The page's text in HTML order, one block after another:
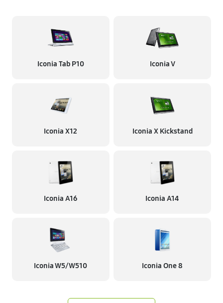
Iconia Tab P10 Iconia V
Iconia X12 Iconia X Kickstand
Iconia A16 Iconia A14
Iconia W5/W510 Iconia One 8